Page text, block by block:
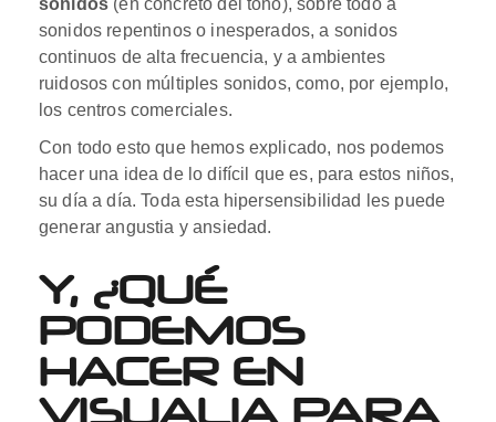
sonidos repentinos o inesperados, a sonidos
continuos de alta frecuencia, y a ambientes
ruidosos con múltiples sonidos, como, por ejemplo,
los centros comerciales.
Con todo esto que hemos explicado, nos podemos
hacer una idea de lo difícil que es, para estos niños,
su día a día. Toda esta hipersensibilidad les puede
generar angustia y ansiedad.
Y, ¿QUÉ
PODEMOS
HACER EN
VISUALIA PARA